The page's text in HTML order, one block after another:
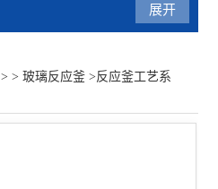
展开
> >玻璃反应釜 >反应釜工艺系